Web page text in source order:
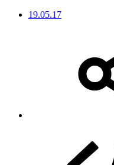
19.05.17